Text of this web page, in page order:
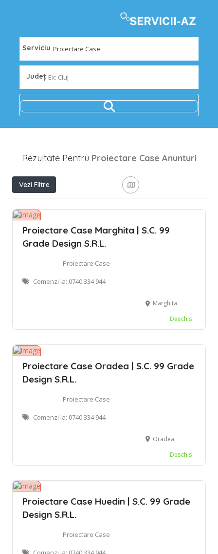
Serviciu
Județ Ex: Cluj
Rezultate Pentru Proiectare Case Anunturi
Vezi Filtre
Proiectare Case Marghita | S.C. 99
Grade Design S.R.L.
Proiectare Case
Comenzi la: 0740 334 944
Marghita
Deschis
Proiectare Case Oradea | S.C. 99 Grade
Design S.R.L.
Proiectare Case
Comenzi la: 0740 334 944
Oradea
Deschis
Proiectare Case Huedin | S.C. 99 Grade
Design S.R.L.
Proiectare Case